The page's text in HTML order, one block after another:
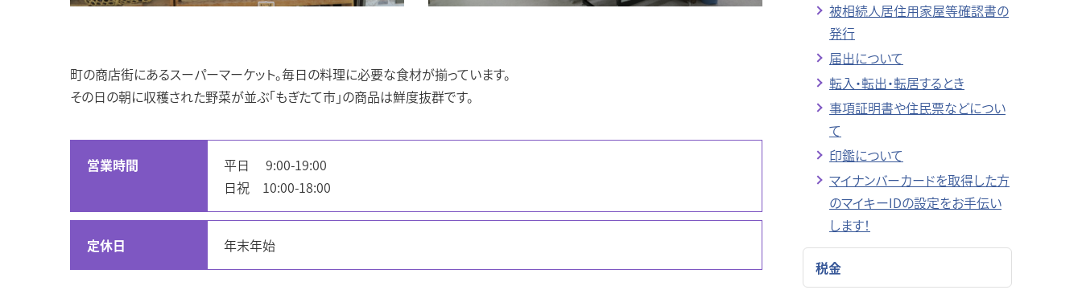
町の商店街にあるスーパーマーケット。毎日の料理に必要な食材が揃っています。
その日の朝に収穫された野菜が並ぶ「もぎたて市」の商品は鮮度抜群です。
営業時間
平日 9:00-19:00
日祝 10:00-18:00
定休日 年末年始
被相続人居住用家屋等確認書の
発行
届出について
転入・転出・転居するとき
事項証明書や住民票などについ
て
印鑑について
マイナンバーカードを取得した方
のマイキーIDの設定をお手伝い
します！
税金